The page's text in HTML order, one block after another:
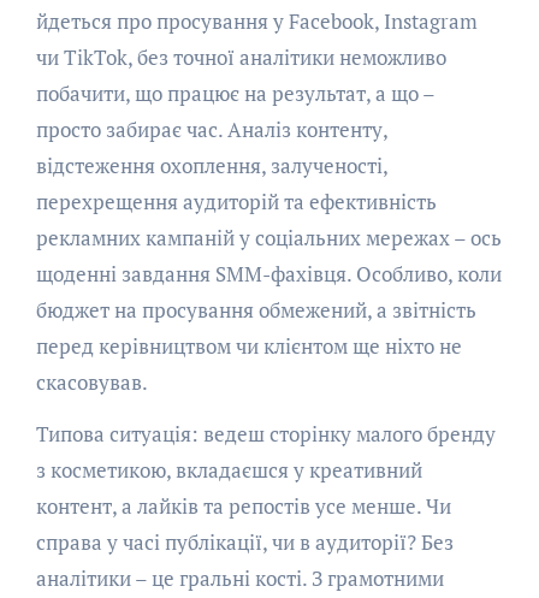
йдеться про просування у Facebook, Instagram
чи TikTok, без точної аналітики неможливо
побачити, що працює на результат, а що –
просто забирає час. Аналіз контенту,
відстеження охоплення, залученості,
перехрещення аудиторій та ефективність
рекламних кампаній у соціальних мережах – ось
щоденні завдання SMM-фахівця. Особливо, коли
бюджет на просування обмежений, а звітність
перед керівництвом чи клієнтом ще ніхто не
скасовував.
Типова ситуація: ведеш сторінку малого бренду
з косметикою, вкладаєшся у креативний
контент, а лайків та репостів усе менше. Чи
справа у часі публікації, чи в аудиторії? Без
аналітики – це гральні кості. З грамотними